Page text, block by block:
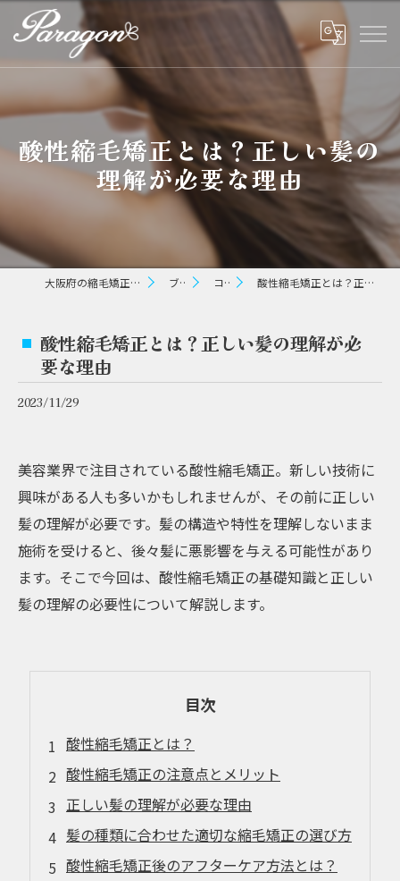
酸性縮毛矯正とは？正しい髪の
理解が必要な理由
大阪府の縮毛矯正ならパラゴン ヘアー ブログ コラム 酸性縮毛矯正とは？正しい髪の理解が必要な理由
酸性縮毛矯正とは？正しい髪の理解が必
要な理由
2023/11/29
美容業界で注目されている酸性縮毛矯正。新しい技術に
興味がある人も多いかもしれませんが、その前に正しい
髪の理解が必要です。髪の構造や特性を理解しないまま
施術を受けると、後々髪に悪影響を与える可能性があり
ます。そこで今回は、酸性縮毛矯正の基礎知識と正しい
髪の理解の必要性について解説します。
目次
酸性縮毛矯正とは？
酸性縮毛矯正の注意点とメリット
正しい髪の理解が必要な理由
髪の種類に合わせた適切な縮毛矯正の選び方
酸性縮毛矯正後のアフターケア方法とは？